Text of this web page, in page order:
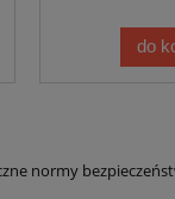
do
normy